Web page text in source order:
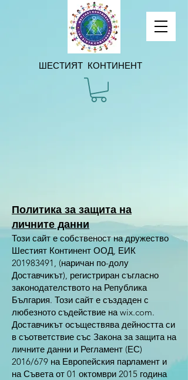
ШЕСТИЯТ КОНТИНЕНТ
Политика за защита на
личните данни
Този сайт е собственост на дружество
Шестият Континент ООД, ЕИК
201983491 , (наричан по-долу
Доставчикът), регистриран съгласно
законодателството на Република
България. Този сайт е създаден с
любезното съдействие на wix.com.
Доставчикът осъществява дейността си
в съответствие със Закона за защита на
личните данни и Регламент (ЕС)
2016/679 на Европейския парламент и
на Съвета от 01 октомври 2015 година